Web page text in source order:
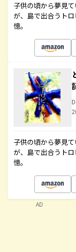
子供の頃から夢見
が、島で出合うト
憶。
子供の頃から夢見
が、島で出合うト
憶。
AD